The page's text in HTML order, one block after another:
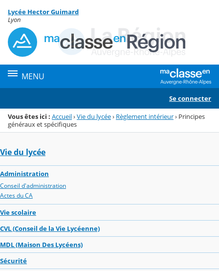
Menu de la rubrique
Contenu
Lycée Hector Guimard
Lyon
MENU
Se connecter
Vous êtes ici : Accueil›Vie du lycée› Règlement intérieur› Principes
généraux et spécifiques
Vie du lycée
Administration
Conseil d'administration
Actes du CA
Vie scolaire
CVL (Conseil de la Vie Lycéenne)
MDL (Maison Des Lycéens)
Sécurité